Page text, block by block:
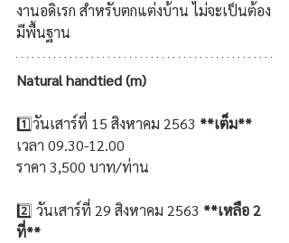
งานอดิเรก สำหรับตกแต่งบ้าน ไม่จะเป็นต้อง
มีพื้นฐาน
Natural handtied (m)
1️⃣วันเสาร์ที่ 15 สิงหาคม 2563 **เต็ม**
เวลา 09.30-12.00
ราคา 3,500 บาท/ท่าน
2️⃣ วันเสาร์ที่ 29 สิงหาคม 2563 **เหลือ 2
ที่**